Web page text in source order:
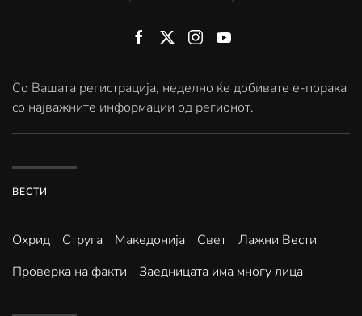
Со Вашата регистрација, неделно ќе добивате е-порака
со најважните информации од регионот.
ВЕСТИ
Охрид Струга Македонија Свет
Лажни Вести
Проверка на факти
Заедницата има многу лица